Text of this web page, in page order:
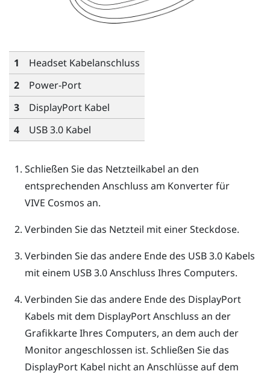
1
Headset Kabelanschluss
2
Power-Port
3
DisplayPort Kabel
4
USB 3.0 Kabel
Schließen Sie das Netzteilkabel an den
entsprechenden Anschluss am Konverter für
VIVE Cosmos an.
Verbinden Sie das Netzteil mit einer Steckdose.
Verbinden Sie das andere Ende des USB 3.0 Kabels
mit einem USB 3.0 Anschluss Ihres Computers.
Verbinden Sie das andere Ende des DisplayPort
Kabels mit dem DisplayPortAnschluss an der
Grafikkarte Ihres Computers, an dem auch der
Monitor angeschlossen ist. Schließen Sie das
DisplayPortKabel nicht an Anschlüsse auf dem